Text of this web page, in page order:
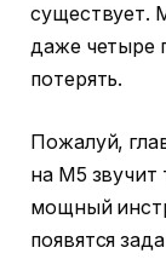
существует.
даже четыре
потерять.
Пожалуй,
на M5 звучит
мощный
появятся